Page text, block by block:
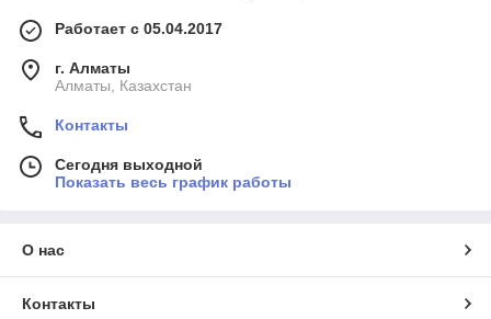
Работает с 05.04.2017
г. Алматы
Алматы, Казахстан
Контакты
Сегодня выходной
Показать весь график работы
О нас
Контакты